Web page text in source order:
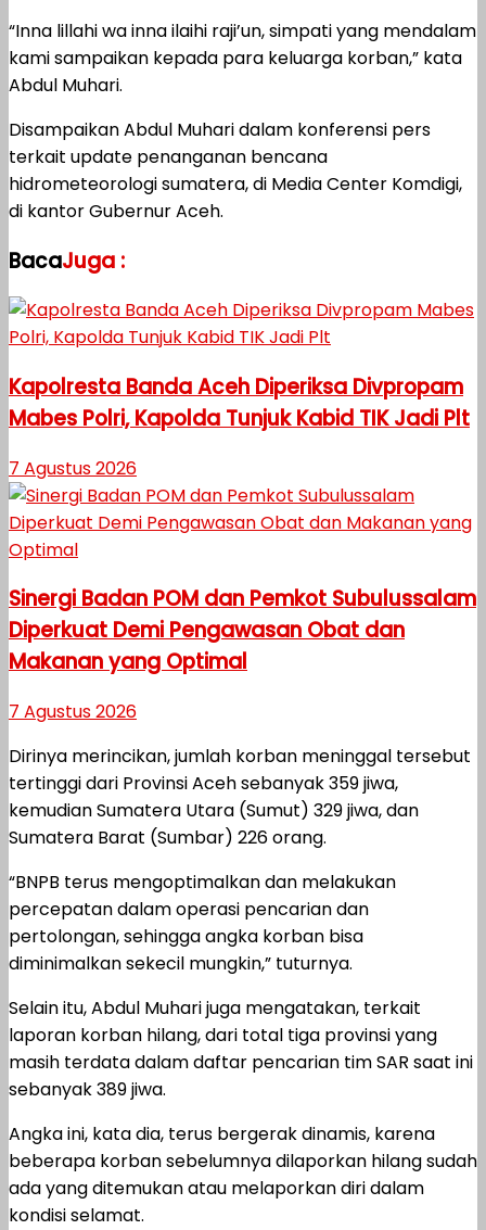
“Inna lillahi wa inna ilaihi raji’un, simpati yang mendalam
kami sampaikan kepada para keluarga korban,” kata
Abdul Muhari.
Disampaikan Abdul Muhari dalam konferensi pers
terkait update penanganan bencana
hidrometeorologi sumatera, di Media Center Komdigi,
di kantor Gubernur Aceh.
BacaJuga :
Kapolresta Banda Aceh Diperiksa Divpropam
Mabes Polri, Kapolda Tunjuk Kabid TIK Jadi Plt
7 Agustus 2026
Sinergi Badan POM dan Pemkot Subulussalam
Diperkuat Demi Pengawasan Obat dan
Makanan yang Optimal
7 Agustus 2026
Dirinya merincikan, jumlah korban meninggal tersebut
tertinggi dari Provinsi Aceh sebanyak 359 jiwa,
kemudian Sumatera Utara (Sumut) 329 jiwa, dan
Sumatera Barat (Sumbar) 226 orang.
“BNPB terus mengoptimalkan dan melakukan
percepatan dalam operasi pencarian dan
pertolongan, sehingga angka korban bisa
diminimalkan sekecil mungkin,” tuturnya.
Selain itu, Abdul Muhari juga mengatakan, terkait
laporan korban hilang, dari total tiga provinsi yang
masih terdata dalam daftar pencarian tim SAR saat ini
sebanyak 389 jiwa.
Angka ini, kata dia, terus bergerak dinamis, karena
beberapa korban sebelumnya dilaporkan hilang sudah
ada yang ditemukan atau melaporkan diri dalam
kondisi selamat.